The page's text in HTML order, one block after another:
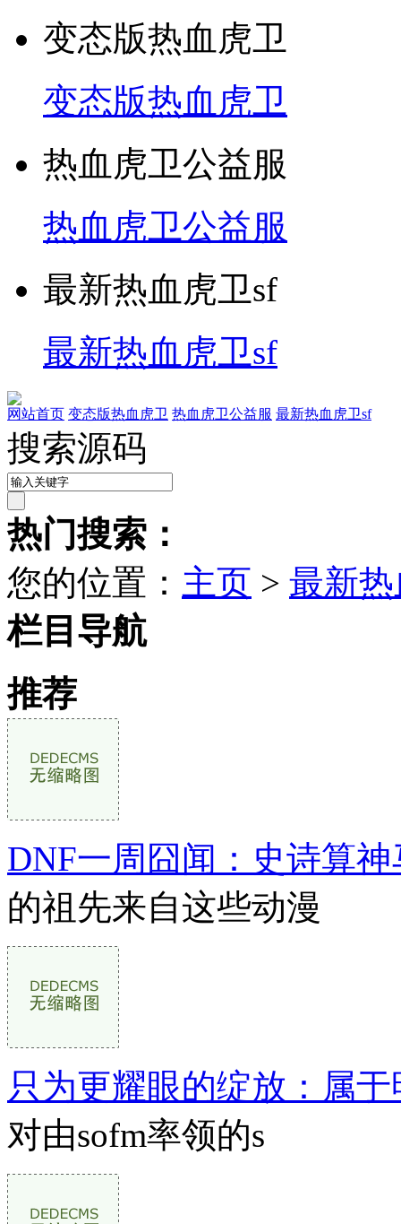
变态版热血虎卫
变态版热血虎卫
热血虎卫公益服
热血虎卫公益服
最新热血虎卫sf
最新热血虎卫sf
网站首页 变态版热血虎卫 热血虎卫公益服 最新热血虎卫sf
搜索源码
热门搜索：
您的位置： 主页 > 最新
栏目导航
推荐
DNF一周囧闻：史诗算
的祖先来自这些动漫
只为更耀眼的绽放：属
对由sofm率领的s